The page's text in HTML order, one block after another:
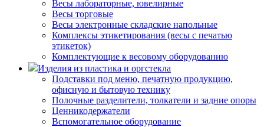
Весы лабораторные, ювелирные
Весы торговые
Весы электронные складские напольные
Комплексы этикетирования (весы с печатью
этикеток)
Комплектующие к весовому оборудованию
Изделия из пластика и оргстекла
Подставки под меню, печатную продукцию,
офисную и бытовую технику
Полочные разделители, толкатели и задние опоры
Ценникодержатели
Вспомогательное оборудование